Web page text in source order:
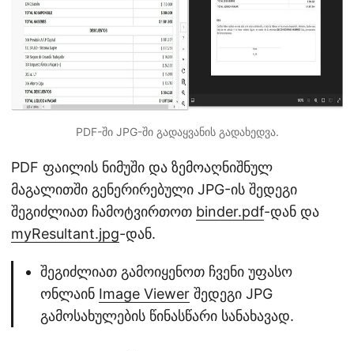
PDF-ში JPG-ში გადაყვანის გადახედვა.
PDF ფაილის ნიმუში და ზემოაღნიშნულ
მაგალითში გენერირებული JPG-ის შედეგი
შეგიძლიათ ჩამოტვირთოთ binder.pdf-დან და
myResultant.jpg-დან.
შეგიძლიათ გამოიყენოთ ჩვენი უფასო
ონლაინ Image Viewer შედეგი JPG
გამოსახულების წინასწარი სანახავად.